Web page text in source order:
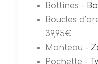
Bottines -
Boucles
39,95€
Manteau -
Pochette -